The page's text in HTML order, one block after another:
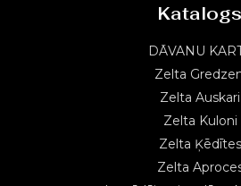
Katalogs
DĀVANU
Zelta
Zelta Auskari
Zelta Kuloni
Zelta Ķēdītes
Zelta